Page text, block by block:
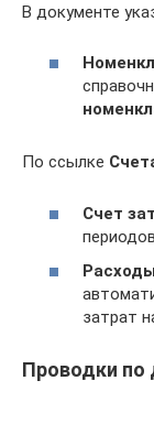
В документе
По ссылке
Счет
затрат
Проводки по